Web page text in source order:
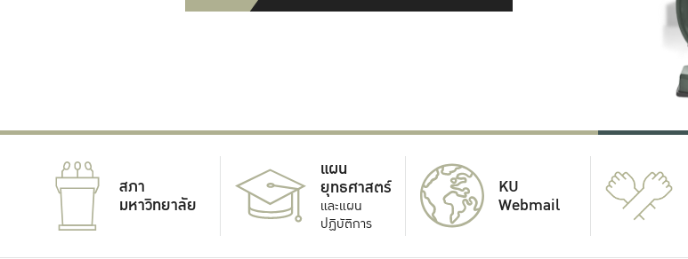
สภา
มหาวิทยาลัย
แผน
ยุทธศาสตร์
และแผน
ปฏิบัติการ
KU
Webmail